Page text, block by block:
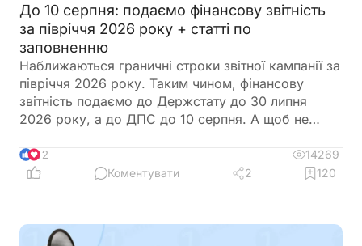
До 10 серпня: подаємо фінансову звітність
за півріччя 2026 року + статті по
заповненню
Наближаються граничні строки звітної кампанії за
півріччя 2026 року. Таким чином, фінансову
звітність подаємо до Держстату до 30 липня
2026 року, а до ДПС до 10 серпня. А щоб не
одному місці
12
14269
Коментувати
2 120